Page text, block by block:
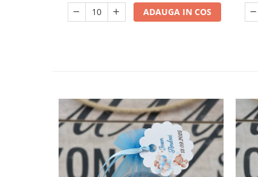
ADAUGA IN COS